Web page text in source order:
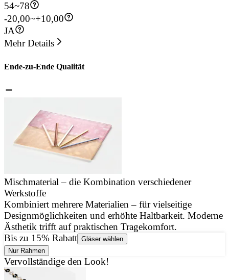
54~78
-20,00~+10,00
JA
Mehr Details
Ende-zu-Ende Qualität
Mischmaterial – die Kombination verschiedener
Werkstoffe
Kombiniert mehrere Materialien – für vielseitige
Designmöglichkeiten und erhöhte Haltbarkeit. Moderne
Ästhetik trifft auf praktischen Tragekomfort.
Bis zu 15% Rabatt Gläser wählen
Nur Rahmen
Vervollständige den Look!